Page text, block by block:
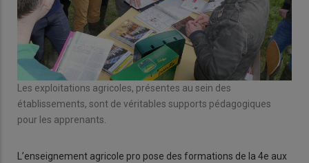
Les exploitations agricoles, présentes au sein des
établissements, sont de véritables supports pédagogiques
pour les apprenants.
L’enseignement agricole pro pose des formations de la 4e aux